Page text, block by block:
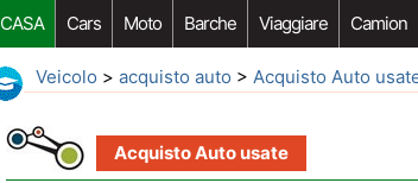
CASA Cars Moto Barche Viaggiare Camion
Veicolo > acquisto auto > Acquisto Auto
Acquisto Auto usate